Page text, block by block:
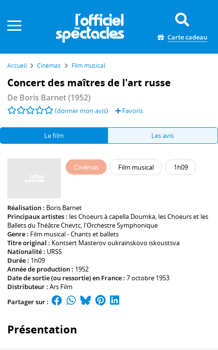
Carte cadeau
Accueil Cinémas Film musical
Concert des maîtres de l'art russe
De Boris Barnet(1952)
(donner mon avis) Favoris
Le film Les avis
Cinémas Film musical 1h09
Réalisation : Boris Barnet
Principaux artistes : les Choeurs à capella Doumka, les Choeurs et les
Ballets du Théâtre Chevtc, l'Orchestre Symphonique
Genre : Film musical - Chants et ballets
Titre original : Kontsert Masterov oukraïnskovo iskoustsva
Nationalité : URSS
Durée : 1h09
Année de production : 1952
Date de sortie (ou ressortie) en France : 7 octobre 1953
Distributeur : Ars Film
Partager sur :
Présentation